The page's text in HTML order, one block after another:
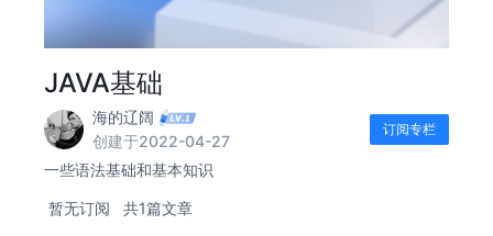
JAVA基础
海的辽阔
创建于2022-04-27
订阅专栏
一些语法基础和基本知识
暂无订阅 共1篇文章